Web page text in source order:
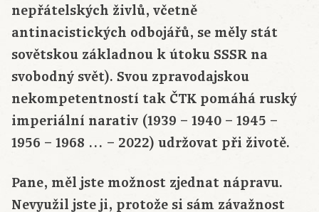
nepřátelských živlů, včetně
antinacistických odbojářů, se měly stát
sovětskou základnou k útoku SSSR na
svobodný svět). Svou zpravodajskou
nekompetentností tak ČTK pomáhá ruský
imperiální narativ (1939 – 1940 – 1945 –
1956 – 1968 … – 2022) udržovat při životě.
Pane, měl jste možnost zjednat nápravu.
Nevyužil jste ji, protože si sám závažnost